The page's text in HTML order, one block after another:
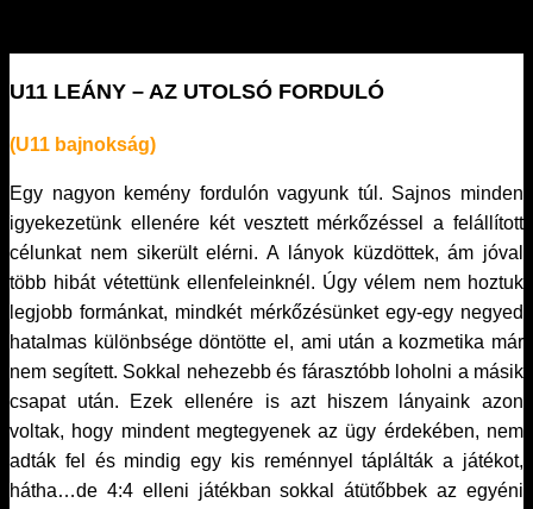
U11 LEÁNY – AZ UTOLSÓ FORDULÓ
(U11 bajnokság)
Egy nagyon kemény fordulón vagyunk túl. Sajnos minden
igyekezetünk ellenére két vesztett mérkőzéssel a felállított
célunkat nem sikerült elérni. A lányok küzdöttek, ám jóval
több hibát vétettünk ellenfeleinknél. Úgy vélem nem hoztuk
legjobb formánkat, mindkét mérkőzésünket egy-egy negyed
hatalmas különbsége döntötte el, ami után a kozmetika már
nem segített. Sokkal nehezebb és fárasztóbb loholni a másik
csapat után. Ezek ellenére is azt hiszem lányaink azon
voltak, hogy mindent megtegyenek az ügy érdekében, nem
adták fel és mindig egy kis reménnyel táplálták a játékot,
hátha…de 4:4 elleni játékban sokkal átütőbbek az egyéni